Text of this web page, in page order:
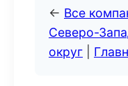
← Все
Северо-
округ